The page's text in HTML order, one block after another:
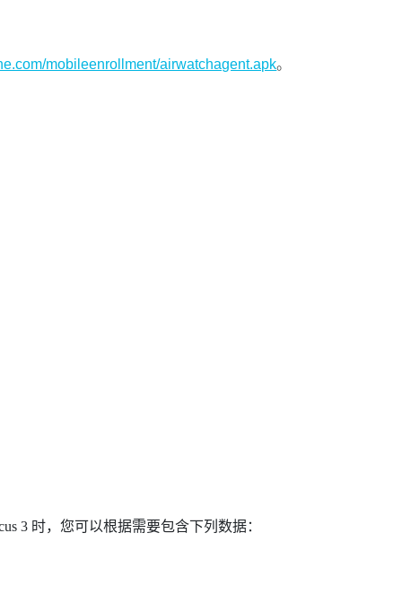
mobileenrollment/airwatchagent.apk。
3 时，您可以根据需要包含下列数据：